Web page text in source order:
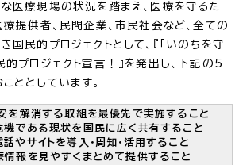
医療現場の状況を踏まえ、医療を守るた
療提供者、民間企業、市民社会など、全ての
国民的プロジェクトとして、『「いのちを守
的プロジェクト宣言！』を発出し、下記の5
ととしています。
安を解消する取組を最優先で実施すること
機である現状を国民に広く共有すること
やサイトを導入・周知・活用すること
情報を見やすくまとめて提供すること